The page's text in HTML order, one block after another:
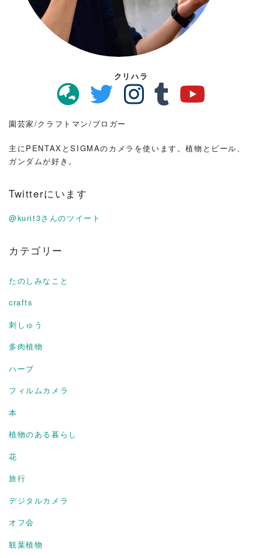
クリハラ
園芸家/クラフトマン/ブロガー
主にPENTAXとSIGMAのカメラを使います。植物とビール、
ガンダムが好き。
Twitterにいます
@kurit3さんのツイート
カテゴリー
たのしみなこと
crafts
刺しゅう
多肉植物
ハーブ
フィルムカメラ
本
植物のある暮らし
花
旅行
デジタルカメラ
オフ会
観葉植物